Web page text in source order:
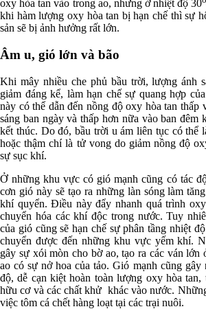
oxy hòa tan vào trong ao, nhưng ở nhiệt độ 30
khi hàm lượng oxy hòa tan bị hạn chế thì sự
sản sẽ bị ảnh hưởng rất lớn.
Âm u, gió lớn và bão
Khi mây nhiều che phủ bầu trời, lượng ánh
giảm đáng kể, làm hạn chế sự quang hợp
này có thể dẫn đến nồng độ oxy hòa tan thấp
sáng ban ngày và thấp hơn nữa vào ban đêm
kết thúc. Do đó, bầu trời u ám liên tục có thể
hoặc thậm chí là tử vong do giảm nồng độ
sự sục khí.
Ở những khu vực có gió mạnh cũng có tác
cơn gió này sẽ tạo ra những làn sóng làm
khí quyển. Điều này đẩy nhanh quá trình
chuyển hóa các khí độc trong nước. Tuy
của gió cũng sẽ hạn chế sự phân tầng nhiệt
chuyển được đến những khu vực yếm khí.
gây sự xói mòn cho bờ ao, tạo ra các ván lớn
ao có sự nở hoa của tảo. Gió mạnh cũng
độ, dễ cạn kiệt hoàn toàn lượng oxy hòa tan,
hữu cơ và các chất khử khác vào nước.
việc tôm cá chết hàng loạt tại các trại nuôi.